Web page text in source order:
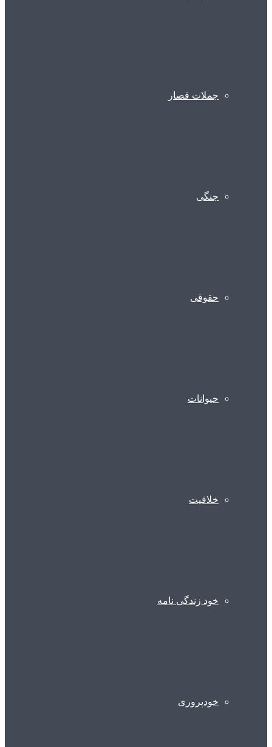
جملات قصار
جنگی
حقوقی
حیوانات
خلاقیت
خود زندگی نامه
خودپروری